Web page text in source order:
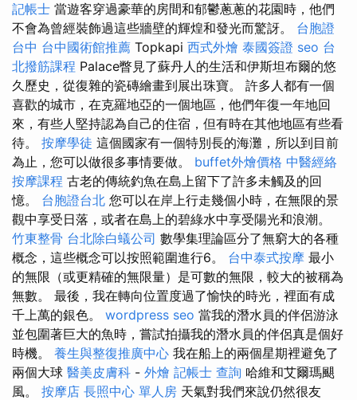
記帳士 當遊客穿過豪華的房間和郁鬱蔥蔥的花園時，他們
不會為曾經裝飾過這些牆壁的輝煌和發光而驚訝。 台胞證
台中 台中國術館推薦 Topkapi 西式外燴 泰國簽證 seo 台
北撥筋課程 Palace瞥見了蘇丹人的生活和伊斯坦布爾的悠
久歷史，從復雜的瓷磚繪畫到展出珠寶。 許多人都有一個
喜歡的城市，在克羅地亞的一個地區，他們年復一年地回
來，有些人堅持認為自己的住宿，但有時在其他地區有些看
待。 按摩學徒 這個國家有一個特別長的海灘，所以到目前
為止，您可以做很多事情要做。 buffet外燴價格 中醫經絡
按摩課程 古老的傳統釣魚在島上留下了許多未觸及的回
憶。 台胞證台北 您可以在岸上行走幾個小時，在無限的景
觀中享受日落，或者在島上的碧綠水中享受陽光和浪潮。
竹東整骨 台北除白蟻公司 數學集理論區分了無窮大的各種
概念，這些概念可以按照範圍進行6。 台中泰式按摩 最小
的無限（或更精確的無限量）是可數的無限，較大的被稱為
無數。 最後，我在轉向位置度過了愉快的時光，裡面有成
千上萬的銀色。 wordpress seo 當我的潛水員的伴侶游泳
並包圍著巨大的魚時，嘗試拍攝我的潛水員的伴侶真是個好
時機。 養生與整復推廣中心 我在船上的兩個星期裡避免了
兩個大球 醫美皮膚科 - 外燴 記帳士 查詢 哈維和艾爾瑪颶
風。 按摩店 長照中心 單人房 天氣對我們來說仍然很友